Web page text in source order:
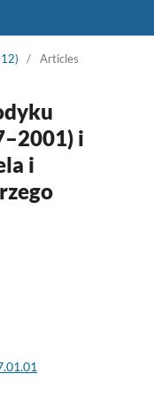
/ Articles
i
i